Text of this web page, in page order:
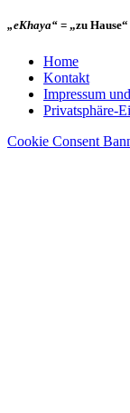
„eKhaya“ = „zu Hause“
Home
Kontakt
Impressum
Privatsphäre-
Cookie Consent